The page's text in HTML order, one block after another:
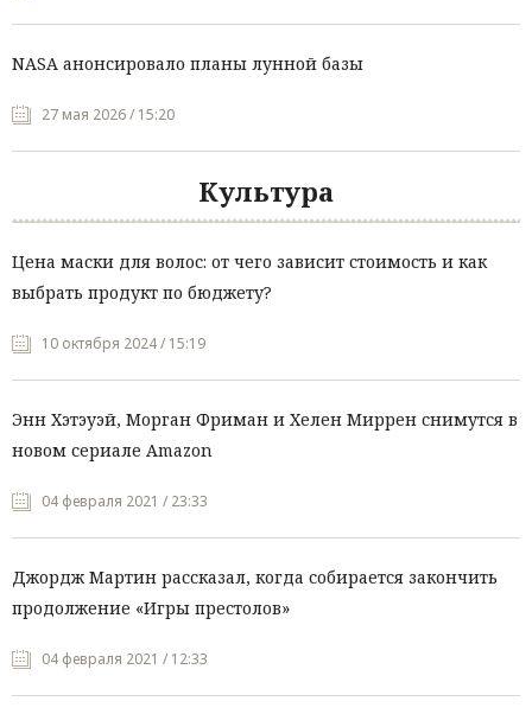
NASA анонсировало планы лунной базы
27 мая 2026 / 15:20
Культура
Цена маски для волос: от чего зависит стоимость и как
выбрать продукт по бюджету?
10 октября 2024 / 15:19
Энн Хэтэуэй, Морган Фриман и Хелен Миррен снимутся в
новом сериале Amazon
04 февраля 2021 / 23:33
Джордж Мартин рассказал, когда собирается закончить
продолжение «Игры престолов»
04 февраля 2021 / 12:33